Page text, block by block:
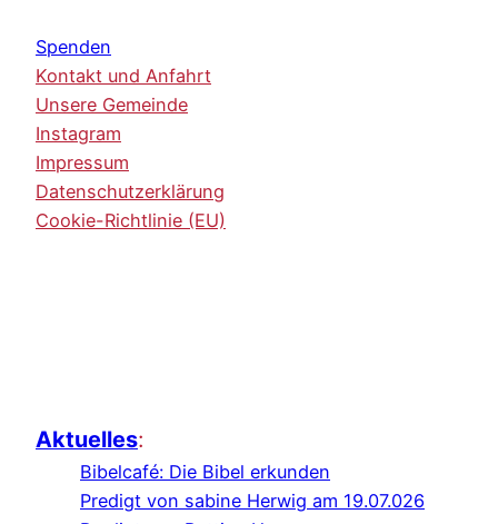
Spenden
Kontakt und Anfahrt
Unsere Gemeinde
Instagram
Impressum
Datenschutzerklärung
Cookie-Richtlinie (EU)
Aktuelles:
Bibelcafé: Die Bibel erkunden
Predigt von sabine Herwig am 19.07.026